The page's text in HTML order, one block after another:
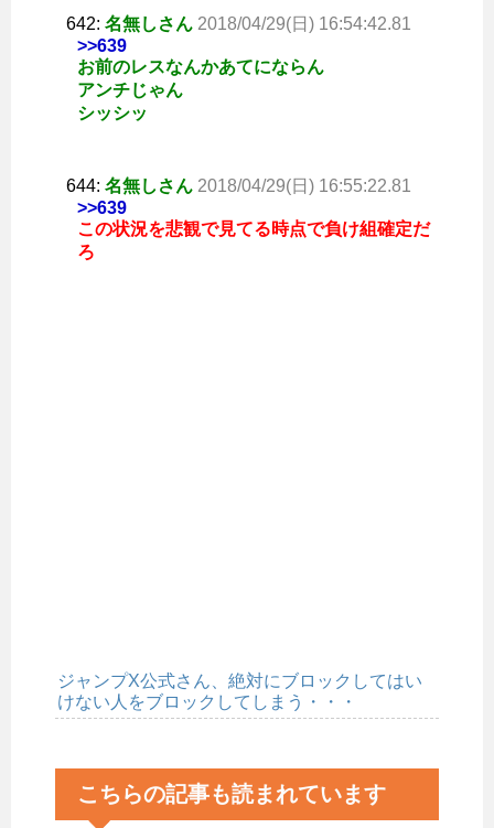
642: 名無しさん 2018/04/29(日) 16:54:42.81
>>639
お前のレスなんかあてにならん
アンチじゃん
シッシッ
644: 名無しさん 2018/04/29(日) 16:55:22.81
>>639
この状況を悲観で見てる時点で負け組確定だ
ろ
ジャンプX公式さん、絶対にブロックしてはい
けない人をブロックしてしまう・・・
こちらの記事も読まれています